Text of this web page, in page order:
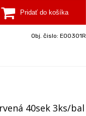
Obj. čislo:EO0301R
40sek 3ks/bal